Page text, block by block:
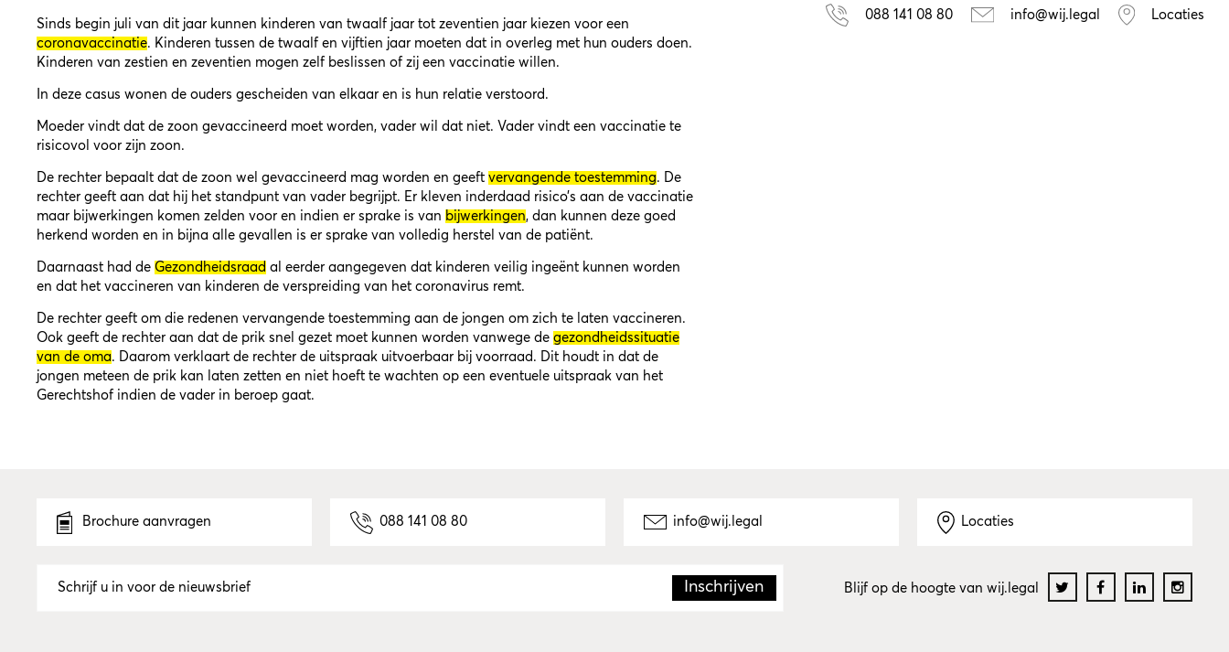
Sinds begin juli van dit jaar kunnen kinderen van twaalf jaar tot zeventien jaar kiezen voor een
coronavaccinatie. Kinderen tussen de twaalf en vijftien jaar moeten dat in overleg met hun ouders doen.
Kinderen van zestien en zeventien mogen zelf beslissen of zij een vaccinatie willen.
In deze casus wonen de ouders gescheiden van elkaar en is hun relatie verstoord.
Moeder vindt dat de zoon gevaccineerd moet worden, vader wil dat niet. Vader vindt een vaccinatie te
risicovol voor zijn zoon.
De rechter bepaalt dat de zoon wel gevaccineerd mag worden en geeft vervangende toestemming. De
rechter geeft aan dat hij het standpunt van vader begrijpt. Er kleven inderdaad risico’s aan de vaccinatie
maar bijwerkingen komen zelden voor en indien er sprake is van bijwerkingen, dan kunnen deze goed
herkend worden en in bijna alle gevallen is er sprake van volledig herstel van de patiënt.
Daarnaast had de Gezondheidsraad al eerder aangegeven dat kinderen veilig ingeënt kunnen worden
en dat het vaccineren van kinderen de verspreiding van het coronavirus remt.
De rechter geeft om die redenen vervangende toestemming aan de jongen om zich te laten vaccineren.
Ook geeft de rechter aan dat de prik snel gezet moet kunnen worden vanwege de gezondheidssituatie
van de oma. Daarom verklaart de rechter de uitspraak uitvoerbaar bij voorraad. Dit houdt in dat de
jongen meteen de prik kan laten zetten en niet hoeft te wachten op een eventuele uitspraak van het
Gerechtshof indien de vader in beroep gaat.
088 141 08 80 info@wij.legal Locaties
Brochure aanvragen 088 141 08 80 info@wij.legal Locaties
Blijf op de hoogte van wij.legal